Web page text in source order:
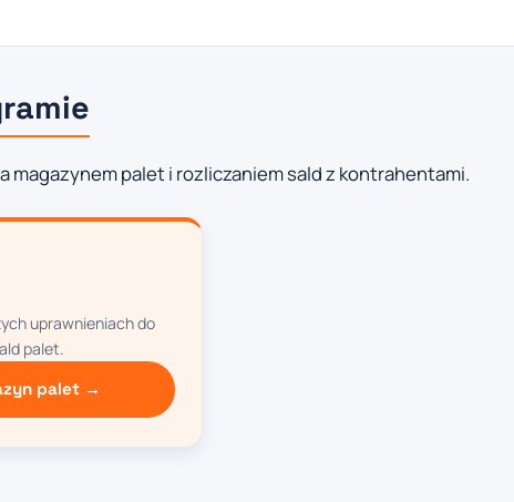
magazynem palet i rozliczaniem sald z kontrahentami.
uprawnieniach do
palet.
palet →